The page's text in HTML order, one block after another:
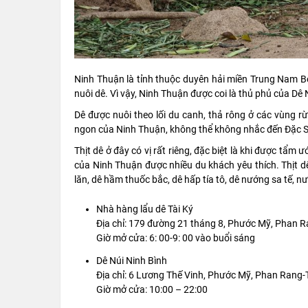
Ninh Thuận là tỉnh thuộc duyên hải miền Trung Nam
nuôi dê. Vì vậy, Ninh Thuận được coi là thủ phủ của Dê
Dê được nuôi theo lối du canh, thả rông ở các vùng
ngon của Ninh Thuận, không thể không nhắc đến Đặc
Thịt dê ở đây có vị rất riêng, đặc biệt là khi được tẩm
của Ninh Thuận được nhiều du khách yêu thích. Thịt
lăn, dê hầm thuốc bắc, dê hấp tía tô, dê nướng sa tế,
Nhà hàng lẩu dê Tài Ký
Địa chỉ: 179 đường 21 tháng 8, Phước Mỹ, Phan
Giờ mở cửa: 6: 00-9: 00 vào buổi sáng
Dê Núi Ninh Bình
Địa chỉ: 6 Lương Thế Vinh, Phước Mỹ, Phan
Giờ mở cửa: 10:00 – 22:00